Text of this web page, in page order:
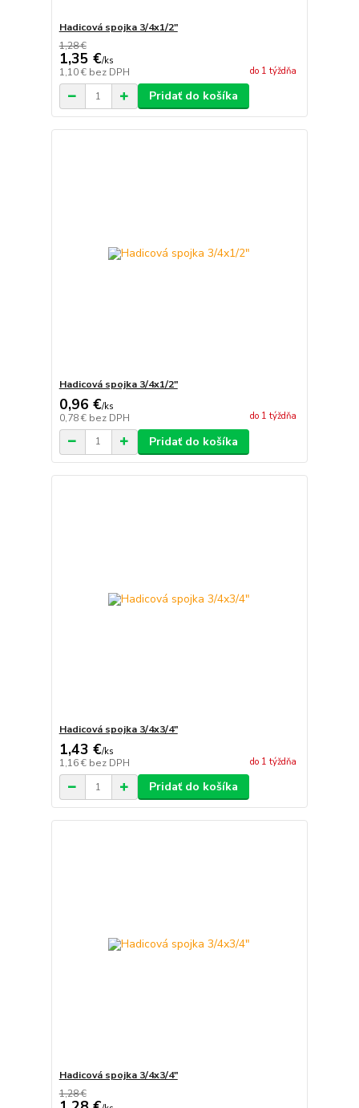
Hadicová spojka 3/4x1/2"
1,28 €
1,35 €/ks
1,10 € bez DPH do 1 týždňa
Pridať do košíka
Hadicová spojka 3/4x1/2"
0,96 €/ks
0,78 € bez DPH do 1 týždňa
Pridať do košíka
Hadicová spojka 3/4x3/4"
1,43 €/ks
1,16 € bez DPH do 1 týždňa
Pridať do košíka
Hadicová spojka 3/4x3/4"
1,28 €